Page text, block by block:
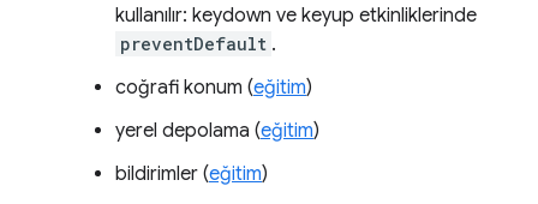
kullanılır: keydown ve keyup etkinliklerinde
preventDefault .
coğrafi konum (eğitim)
yerel depolama (eğitim)
bildirimler (eğitim)